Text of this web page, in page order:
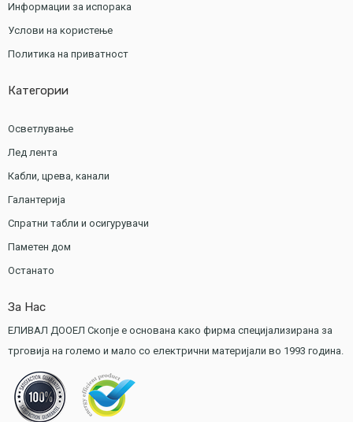
Информации за испорака
Услови на користење
Политика на приватност
Категории
Осветлување
Лед лента
Кабли, црева, канали
Галантерија
Спратни табли и осигурувачи
Паметен дом
Останато
За Нас
ЕЛИВАЛ ДООЕЛ Скопје е основана како фирма специјализирана за
трговија на големо и мало со електрични материјали во 1993 година.